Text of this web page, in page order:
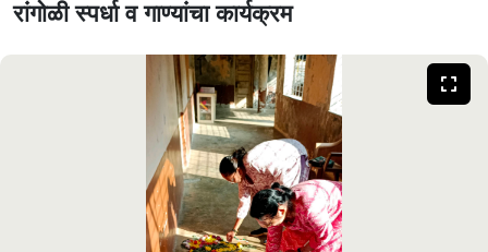
रांगोळी स्पर्धा व गाण्यांचा कार्यक्रम